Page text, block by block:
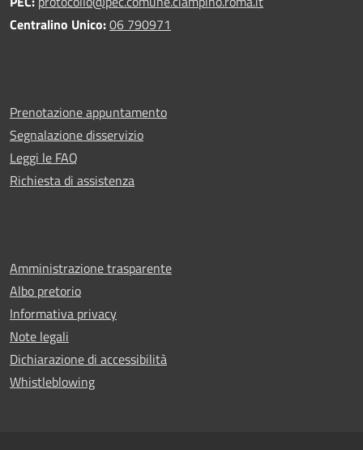
Centralino Unico:06 790971
Prenotazione appuntamento
Segnalazione disservizio
Leggi le FAQ
Richiesta di assistenza
Amministrazione trasparente
Albo pretorio
Informativa privacy
Note legali
Dichiarazione di accessibilità
Whistleblowing